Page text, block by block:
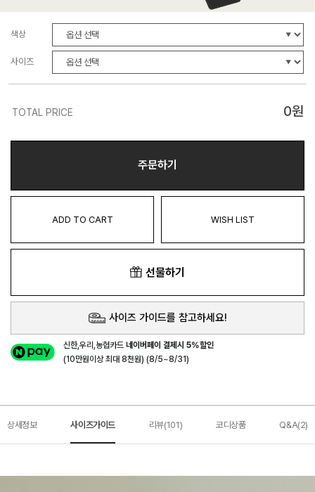
색상
사이즈
TOTAL PRICE 0원
주문하기
ADD TO CART WISH LIST
선물하기
사이즈 가이드를 참고하세요!
신한,우리,농협카드네이버페이 결제시 5%할인
(10만원이상 최대 8천원) (8/5~8/31)
상세정보 사이즈가이드 리뷰(101) 코디상품 Q&A(2)